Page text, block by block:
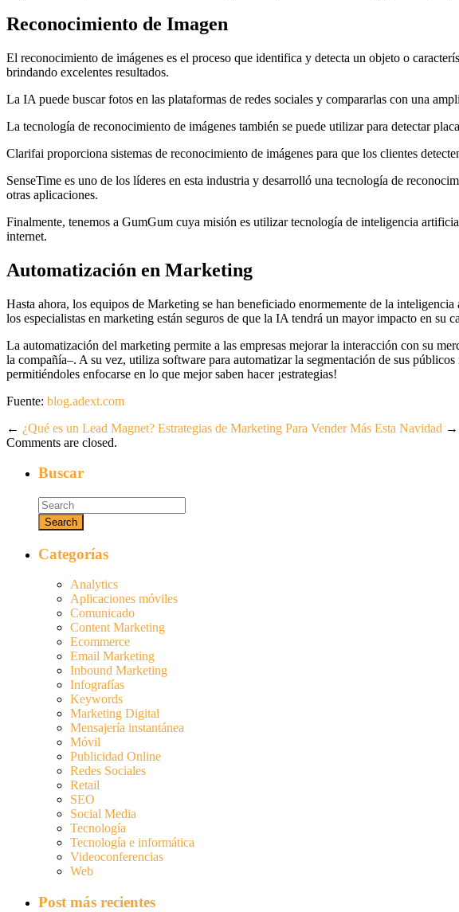
Reconocimiento de Imagen
El reconocimiento de imágenes es el proceso que identifica y detecta un objeto o
brindando excelentes resultados.
La IA puede buscar fotos en las plataformas de redes sociales y compararlas con una
La tecnología de reconocimiento de imágenes también se puede utilizar para detectar
Clarifai proporciona sistemas de reconocimiento de imágenes para que los clientes
SenseTime es uno de los líderes en esta industria y desarrolló una tecnología de
otras aplicaciones.
Finalmente, tenemos a GumGum cuya misión es utilizar tecnología de inteligencia
internet.
Automatización en Marketing
Hasta ahora, los equipos de Marketing se han beneficiado enormemente de la
los especialistas en marketing están seguros de que la IA tendrá un mayor impacto en su
La automatización del marketing permite a las empresas mejorar la interacción con su
la compañía–. A su vez, utiliza software para automatizar la segmentación de sus
permitiéndoles enfocarse en lo que mejor saben hacer ¡estrategias!
Fuente: blog.adext.com
← ¿Qué es un Lead Magnet? Estrategias de Marketing Para Vender Más Esta Navidad →
Comments are closed.
Buscar
Categorías
Analytics
Aplicaciones móviles
Comunicado
Content Marketing
Ecommerce
Email Marketing
Inbound Marketing
Infografías
Keywords
Marketing Digital
Mensajería instantánea
Móvil
Publicidad Online
Redes Sociales
Retail
SEO
Social Media
Tecnología
Tecnología e informática
Videoconferencias
Web
Post más recientes